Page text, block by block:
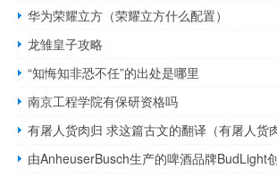
华为荣耀立方（荣耀立方什么配置）
龙雏皇子攻略
“知悔知非恐不任”的出处是哪里
南京工程学院有保研资格吗